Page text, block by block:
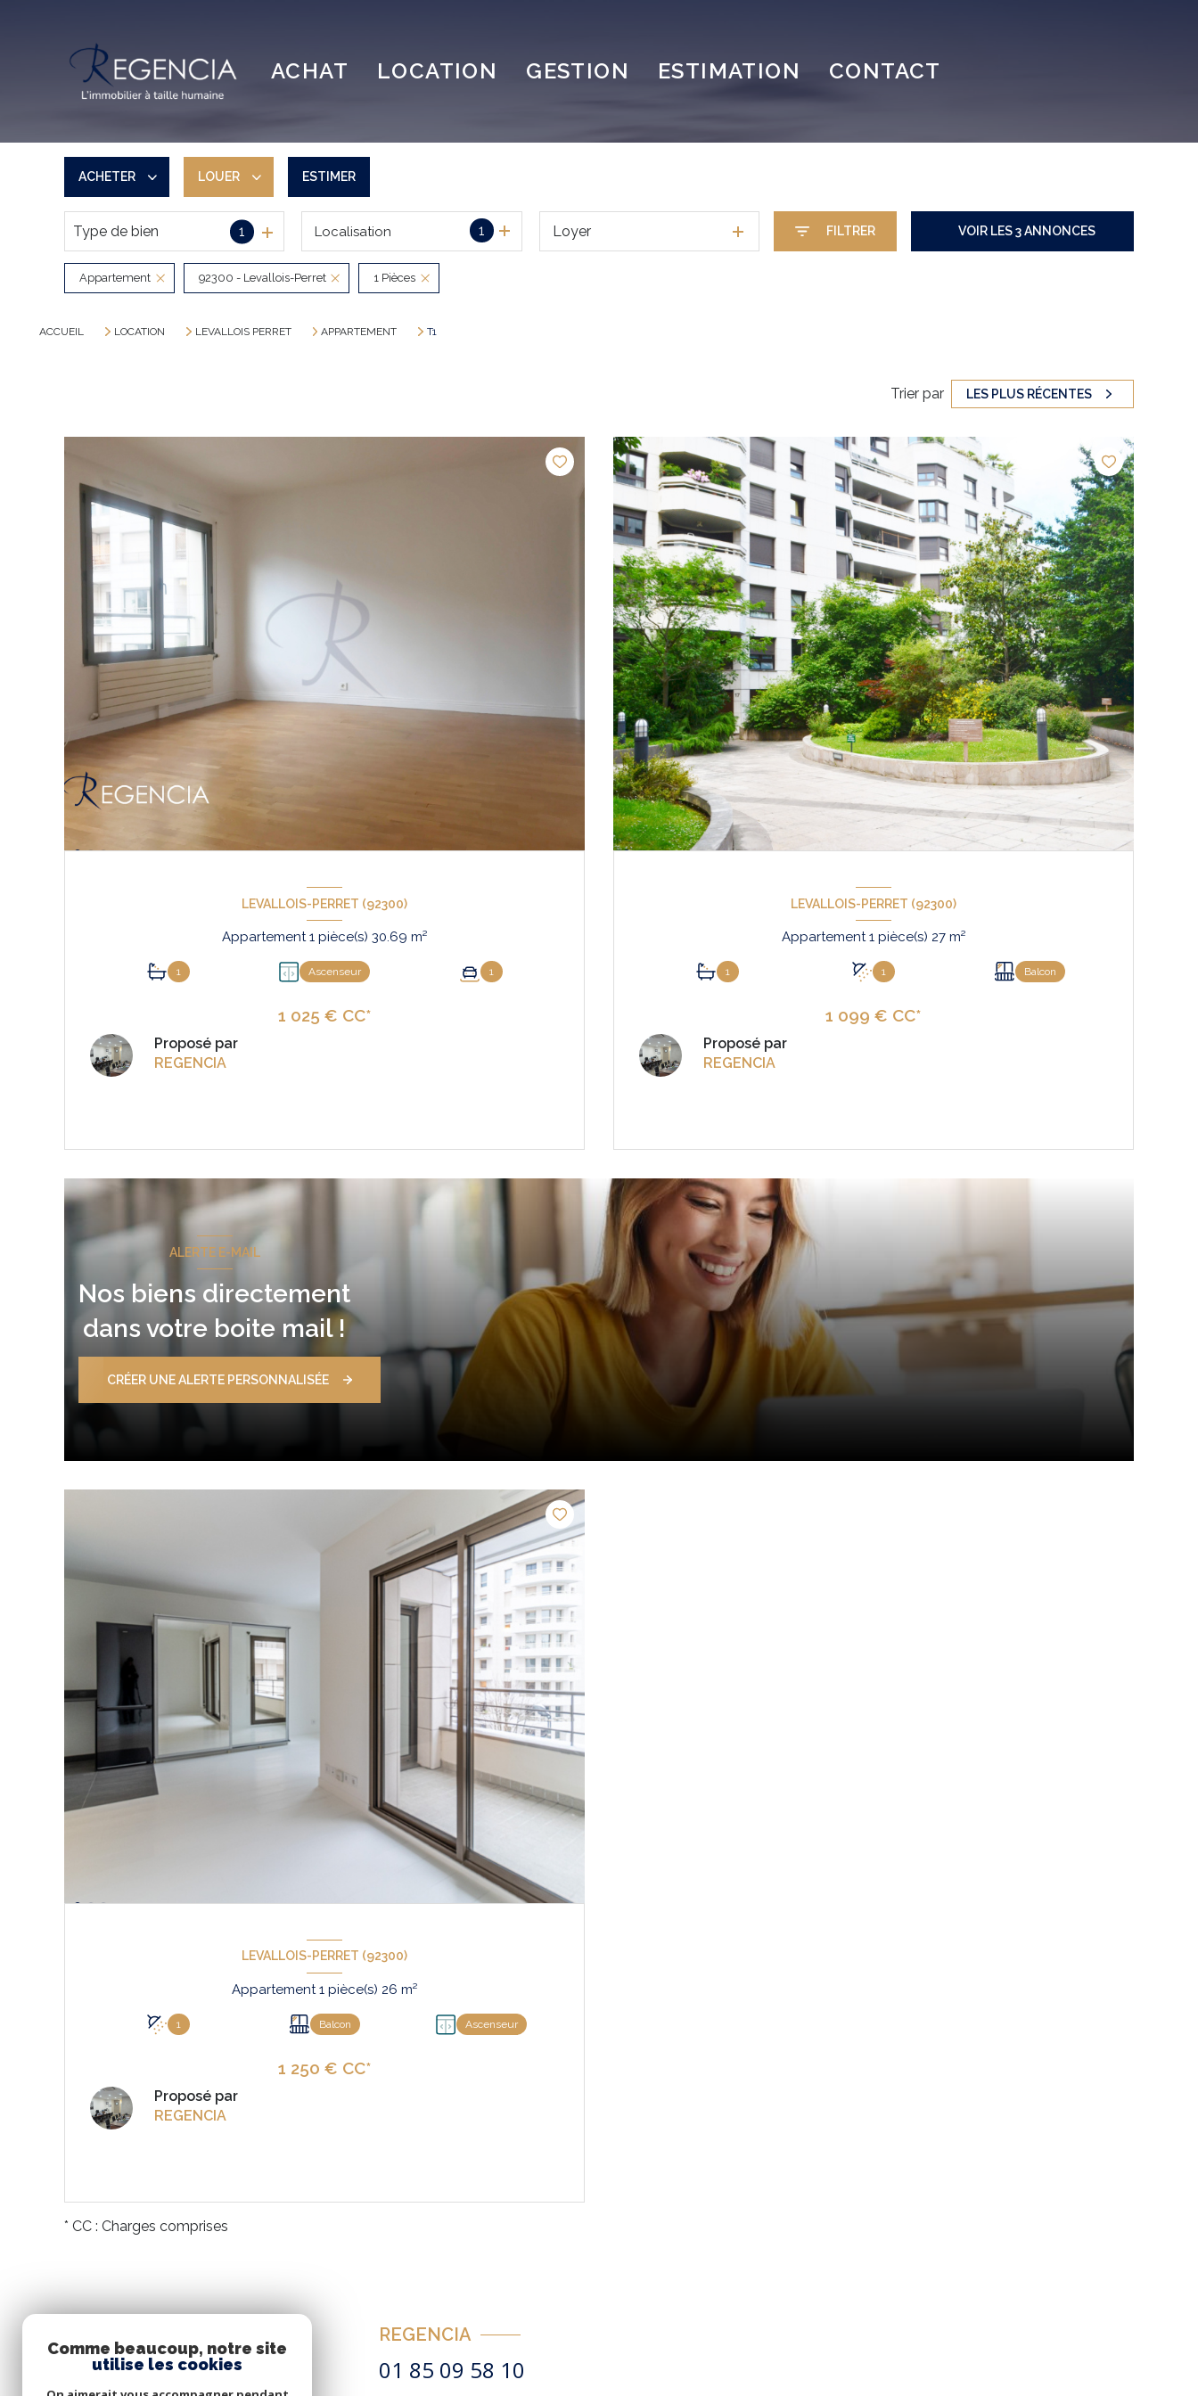
ACHAT LOCATION GESTION ESTIMATION CONTACT
ACHETER
De l'ancien
LOUER
à l'année
De l'immo pro
ESTIMER
Type de bien 1 1
Localisation Loyer FILTRER VOIR LES3ANNONCES
Appartement 92300 - Levallois-Perret 1 Pièces
ACCUEIL LOCATION LEVALLOIS PERRET APPARTEMENT T1
Trier par LES PLUS RÉCENTES
LEVALLOIS-PERRET (92300)
Appartement 1 pièce(s) 30.69 m²
1 Ascenseur 1
1 025 € CC*
Proposé par
REGENCIA
LEVALLOIS-PERRET (92300)
Appartement 1 pièce(s) 27 m²
1 1 Balcon
1 099 € CC*
Proposé par
REGENCIA
ALERTE E-MAIL
Nos biens directement
dans votre boite mail !
CRÉER UNE ALERTE PERSONNALISÉE
LEVALLOIS-PERRET (92300)
Appartement 1 pièce(s) 26 m²
1 Balcon Ascenseur
1 250 € CC*
Proposé par
REGENCIA
* CC : Charges comprises
REGENCIA
01 85 09 58 10
Comme beaucoup, notre site
utilise les cookies